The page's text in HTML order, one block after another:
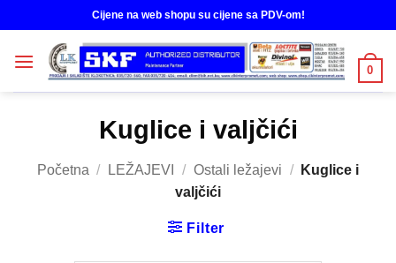
to
content
Cijene na web shopu su cijene sa PDV-om!
0
Kuglice i valjčići
Početna / LEŽAJEVI / Ostali ležajevi /
Kuglice i
valjčići
Filter